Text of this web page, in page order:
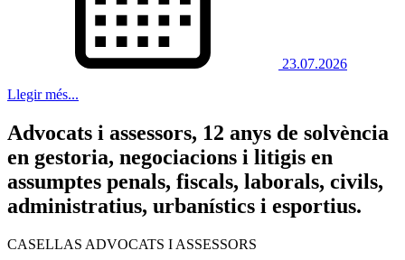
23.07.2026
Llegir més...
Advocats i assessors, 12 anys de solvència
en gestoria, negociacions i litigis en
assumptes penals, fiscals, laborals, civils,
administratius, urbanístics i esportius.
CASELLAS ADVOCATS I ASSESSORS